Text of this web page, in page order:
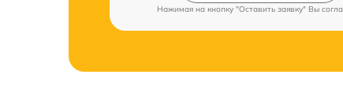
Нажимая на кнопку "Оставить заявку" Вы